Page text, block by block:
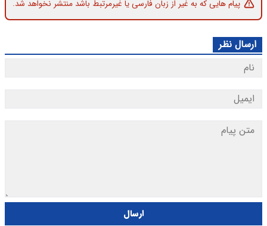
پیام هایی که به غیر از زبان فارسی یا غیرمرتبط باشد منتشر نخواهد شد.
ارسال نظر
ارسال